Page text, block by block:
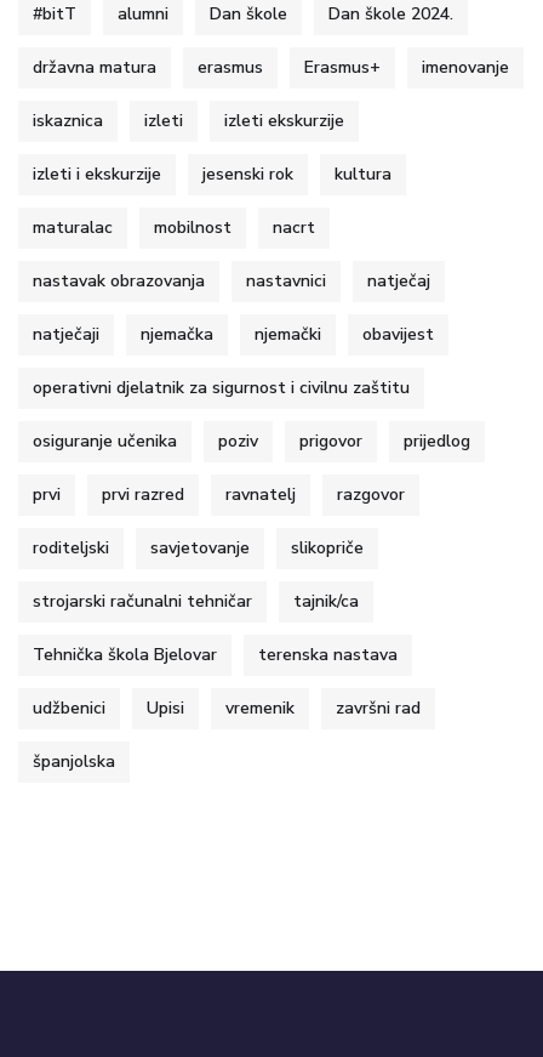
#bitT alumni Dan škole Dan škole 2024.
državna matura erasmus Erasmus+ imenovanje
iskaznica izleti izleti ekskurzije
izleti i ekskurzije jesenski rok kultura
maturalac mobilnost nacrt
nastavak obrazovanja nastavnici natječaj
natječaji njemačka njemački obavijest
operativni djelatnik za sigurnost i civilnu zaštitu
osiguranje učenika poziv prigovor prijedlog
prvi prvi razred ravnatelj razgovor
roditeljski savjetovanje slikopriče
strojarski računalni tehničar tajnik/ca
Tehnička škola Bjelovar terenska nastava
udžbenici Upisi vremenik završni rad
španjolska